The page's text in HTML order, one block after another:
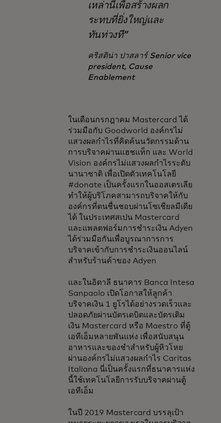
เหล่านี้เพื่อสร้างผลก
ระทบที่ยิ่งใหญ่และ
ทันท่วงที”
คริสติน่า ปาสลาร์ Senior vice
president, Cause
Enablement
ในเดือนกรกฎาคม Mastercard ได้
ร่วมมือกับ Goodworld องค์กรไม่
แสวงผลกำไรที่คิดค้นนวัตกรรมด้าน
การบริจาคผ่านแฮชแท็ก และ World
Vision องค์กรไม่แสวงผลกำไรระดับ
นานาชาติ เพื่อเปิดตัวเทคโนโลยี
#donate เป็นครั้งแรกในออสเตรเลีย
ทำให้ผู้บริโภคสามารถบริจาคให้กับ
องค์กรที่ตนชื่นชอบผ่านโซเชียลมีเดีย
ได้ ในประเทศสเปน Mastercard
และแพลตฟอร์มการชำระเงิน Adyen
ได้ร่วมมือกันเพื่อบูรณาการการ
บริจาคเข้ากับการชำระเงินออนไลน์
สำหรับร้านค้าของ Adyen
และในอิตาลี ธนาคาร Banca Intesa
Sanpaolo เปิดโอกาสให้ลูกค้า
บริจาคเงิน 1 ยูโรได้อย่างรวดเร็วและ
ปลอดภัยผ่านบัตรเดบิตและบัตรเติม
เงิน Mastercard หรือ Maestro ที่ตู้
เอทีเอ็มหลายพันแห่ง เพื่อสนับสนุน
อาหารและของชำสำหรับผู้หิวโหย
ผ่านองค์กรไม่แสวงผลกำไร Caritas
Italiana นี่เป็นครั้งแรกที่ธนาคารแห่ง
นี้ใช้เทคโนโลยีการรับบริจาคผ่านตู้
เอทีเอ็ม
ในปี 2019 Mastercard บรรลุเป้า